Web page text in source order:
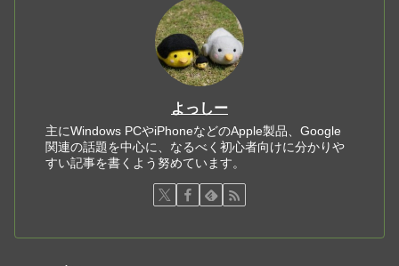
よっしー
主にWindows PCやiPhoneなどのApple製品、Google
関連の話題を中心に、なるべく初心者向けに分かりや
すい記事を書くよう努めています。